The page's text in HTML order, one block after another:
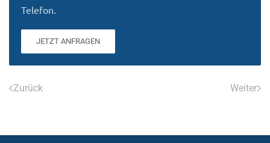
Telefon.
JETZT ANFRAGEN
Zurück Weiter